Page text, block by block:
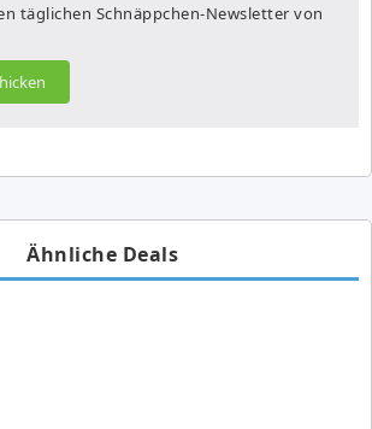
täglichen Schnäppchen-Newsletter von
Ähnliche Deals